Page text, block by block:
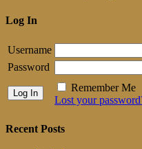
Log In
Username
Password
Remember Me
Lost your
Recent Posts